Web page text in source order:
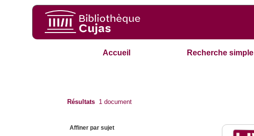
Accueil Recherche simple
Résultats 1 document
Affiner par sujet